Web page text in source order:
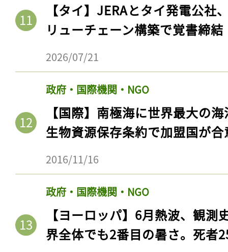
【タイ】JERAとタイ発電公社
リューチェーン構築で覚書締結
2026/07/21
政府・国際機関・NGO
【国際】南極海に世界最大の
生物資源保存条約で加盟国が合
2016/11/16
政府・国際機関・NGO
【ヨーロッパ】6月熱波、観
界全体でも2番目の暑さ。死者